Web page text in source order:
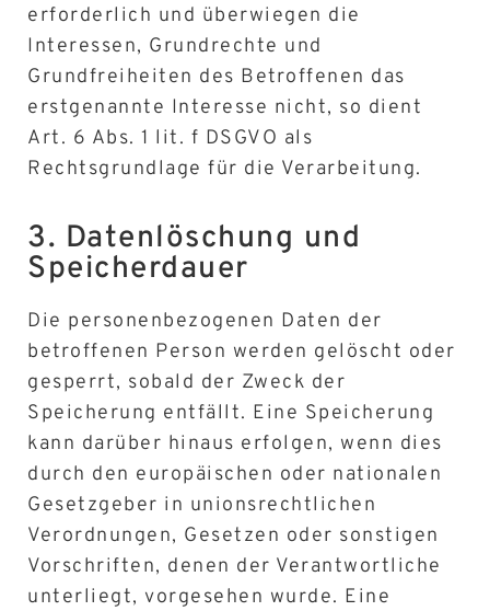
erforderlich und überwiegen die
Interessen, Grundrechte und
Grundfreiheiten des Betroffenen das
erstgenannte Interesse nicht, so dient
Art. 6 Abs. 1 lit. f DSGVO als
Rechtsgrundlage für die Verarbeitung.
3. Datenlöschung und
Speicherdauer
Die personenbezogenen Daten der
betroffenen Person werden gelöscht oder
gesperrt, sobald der Zweck der
Speicherung entfällt. Eine Speicherung
kann darüber hinaus erfolgen, wenn dies
durch den europäischen oder nationalen
Gesetzgeber in unionsrechtlichen
Verordnungen, Gesetzen oder sonstigen
Vorschriften, denen der Verantwortliche
unterliegt, vorgesehen wurde. Eine